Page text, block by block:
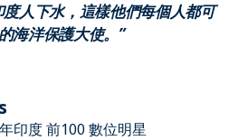
人下水，這樣他們每個人都可
海洋保護大使。”
印度 前100 數位明星